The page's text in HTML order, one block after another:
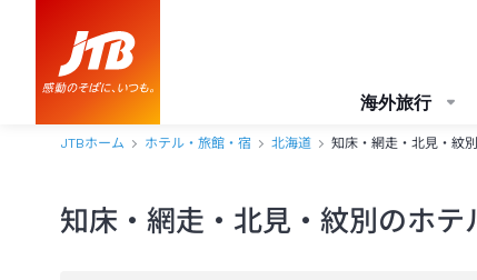
海外旅行
JTBホーム ホテル・旅館・宿 北海道 知床・網走・北見・紋
知床・網走・北見・紋別のホ